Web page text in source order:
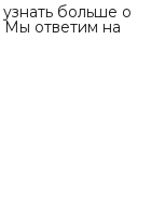
больше о
Мы ответим на